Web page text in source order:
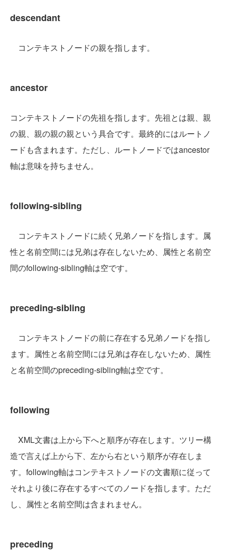
descendant
コンテキストノードの親を指します。
ancestor
コンテキストノードの先祖を指します。先祖とは親、親
の親、親の親の親という具合です。最終的にはルートノ
ードも含まれます。ただし、ルートノードではancestor
軸は意味を持ちません。
following-sibling
コンテキストノードに続く兄弟ノードを指します。属
性と名前空間には兄弟は存在しないため、属性と名前空
間のfollowing-sibling軸は空です。
preceding-sibling
コンテキストノードの前に存在する兄弟ノードを指し
ます。属性と名前空間には兄弟は存在しないため、属性
と名前空間のpreceding-sibling軸は空です。
following
XML文書は上から下へと順序が存在します。ツリー構
造で言えば上から下、左から右という順序が存在しま
す。following軸はコンテキストノードの文書順に従って
それより後に存在するすべてのノードを指します。ただ
し、属性と名前空間は含まれません。
preceding